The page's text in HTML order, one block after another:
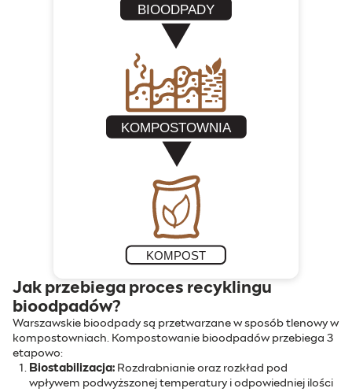
Jak przebiega proces recyklingu
bioodpadów?
Warszawskie bioodpady są przetwarzane w sposób tlenowy w
kompostowniach. Kompostowanie bioodpadów przebiega 3
etapowo:
Biostabilizacja: Rozdrabnianie oraz rozkład pod
wpływem podwyższonej temperatury i odpowiedniej ilości